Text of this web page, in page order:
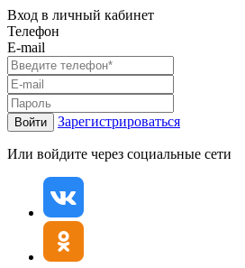
Вход в личный кабинет
Телефон
E-mail
Войти Зарегистрироваться
Или войдите через социальные сети